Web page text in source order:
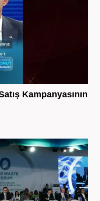
Kampanyasının